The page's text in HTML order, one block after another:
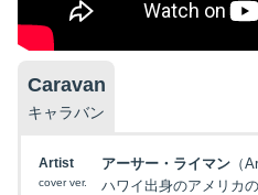
Caravan
キャラバン
Artist
cover ver.
アーサー・ライマン（
ハワイ出身のアメリカ